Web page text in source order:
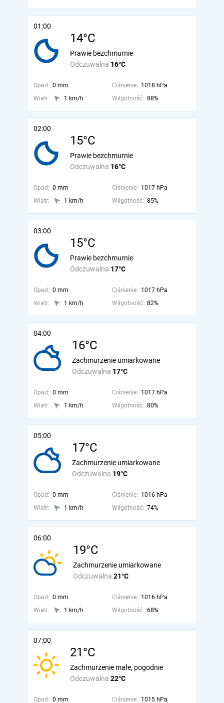
01:00
14°C
Odczuwalna 16°C
Prawie bezchmurnie
Opad: 0 mm Ciśnienie: 1018 hPa
Wiatr:
1 km/h Wilgotność: 88%
02:00
15°C
Odczuwalna 16°C
Prawie bezchmurnie
Opad: 0 mm Ciśnienie: 1017 hPa
Wiatr:
1 km/h Wilgotność: 85%
03:00
15°C
Odczuwalna 17°C
Prawie bezchmurnie
Opad: 0 mm Ciśnienie: 1017 hPa
Wiatr:
1 km/h Wilgotność: 82%
04:00
16°C
Odczuwalna 17°C
Zachmurzenie umiarkowane
Opad: 0 mm Ciśnienie: 1017 hPa
Wiatr:
1 km/h Wilgotność: 80%
05:00
17°C
Odczuwalna 19°C
Zachmurzenie umiarkowane
Opad: 0 mm Ciśnienie: 1016 hPa
Wiatr:
1 km/h Wilgotność: 74%
06:00
19°C
Odczuwalna 21°C
Zachmurzenie umiarkowane
Opad: 0 mm Ciśnienie: 1016 hPa
Wiatr:
1 km/h Wilgotność: 68%
07:00
21°C
Odczuwalna 22°C
Zachmurzenie małe, pogodnie
Opad: 0 mm Ciśnienie: 1015 hPa